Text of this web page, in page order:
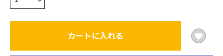
カートに入れる